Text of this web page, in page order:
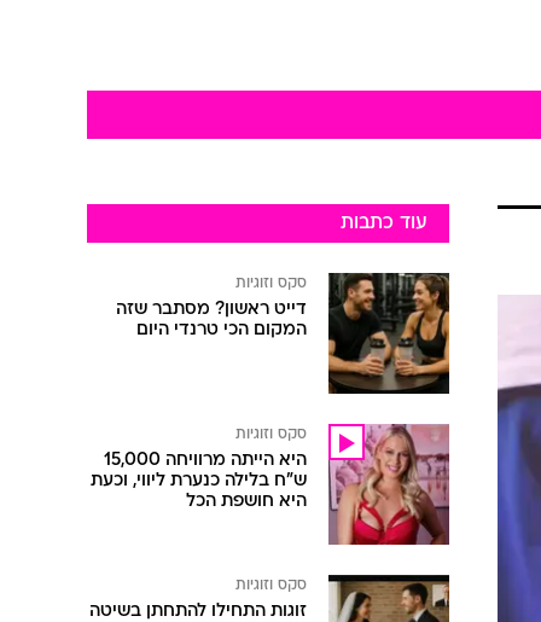
עוד כתבות
סקס וזוגיות
דייט ראשון? מסתבר שזה
המקום הכי טרנדי היום
סקס וזוגיות
היא הייתה מרוויחה 15,000
ש"ח בלילה כנערת ליווי, וכעת
היא חושפת הכל
סקס וזוגיות
זוגות התחילו להתחתן בשיטה